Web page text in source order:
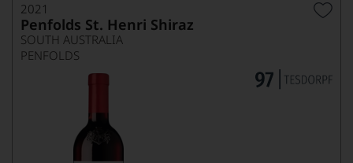
2021
Penfolds St. Henri Shiraz
SOUTH AUSTRALIA
PENFOLDS